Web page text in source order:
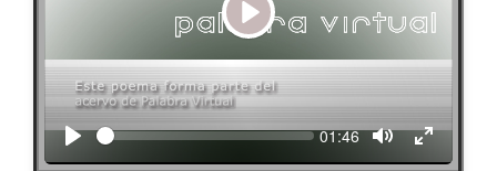
Play
Seek Current
01:46